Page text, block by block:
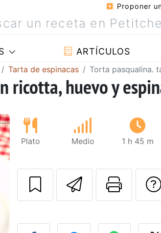
Proponer
ARTÍCULOS
Tarta de espinacas Torta pasqualina.
ricotta, huevo y
Siguiente
Plato Medio 1 h 45 m
Enviar